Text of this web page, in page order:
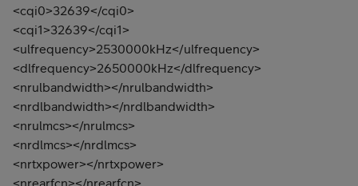
<cqi0>32639</cqi0>
<cqi1>32639</cqi1>
<ulfrequency>2530000kHz</ulfrequency>
<dlfrequency>2650000kHz</dlfrequency>
<nrulbandwidth></nrulbandwidth>
<nrdlbandwidth></nrdlbandwidth>
<nrulmcs></nrulmcs>
<nrdlmcs></nrdlmcs>
<nrtxpower></nrtxpower>
<nrearfcn></nrearfcn>